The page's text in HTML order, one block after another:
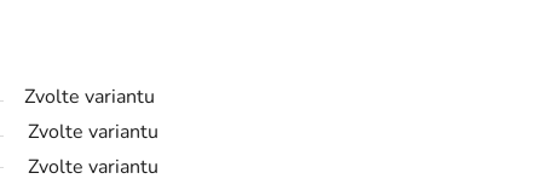
Zvolte variantu
Zvolte variantu
Zvolte variantu